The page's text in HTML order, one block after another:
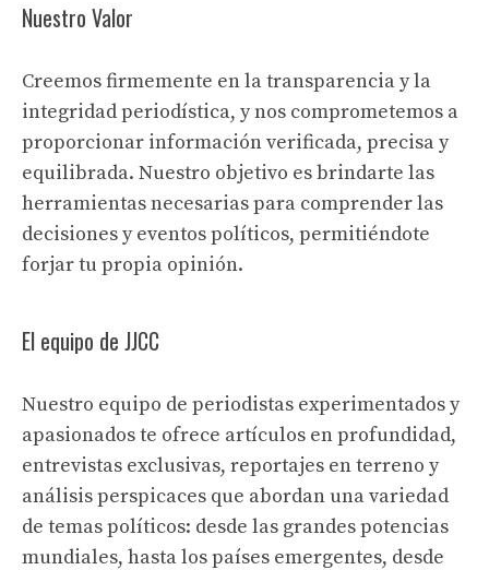
Nuestro Valor
Creemos firmemente en la transparencia y la
integridad periodística, y nos comprometemos a
proporcionar información verificada, precisa y
equilibrada. Nuestro objetivo es brindarte las
herramientas necesarias para comprender las
decisiones y eventos políticos, permitiéndote
forjar tu propia opinión.
El equipo de JJCC
Nuestro equipo de periodistas experimentados y
apasionados te ofrece artículos en profundidad,
entrevistas exclusivas, reportajes en terreno y
análisis perspicaces que abordan una variedad
de temas políticos: desde las grandes potencias
mundiales, hasta los países emergentes, desde